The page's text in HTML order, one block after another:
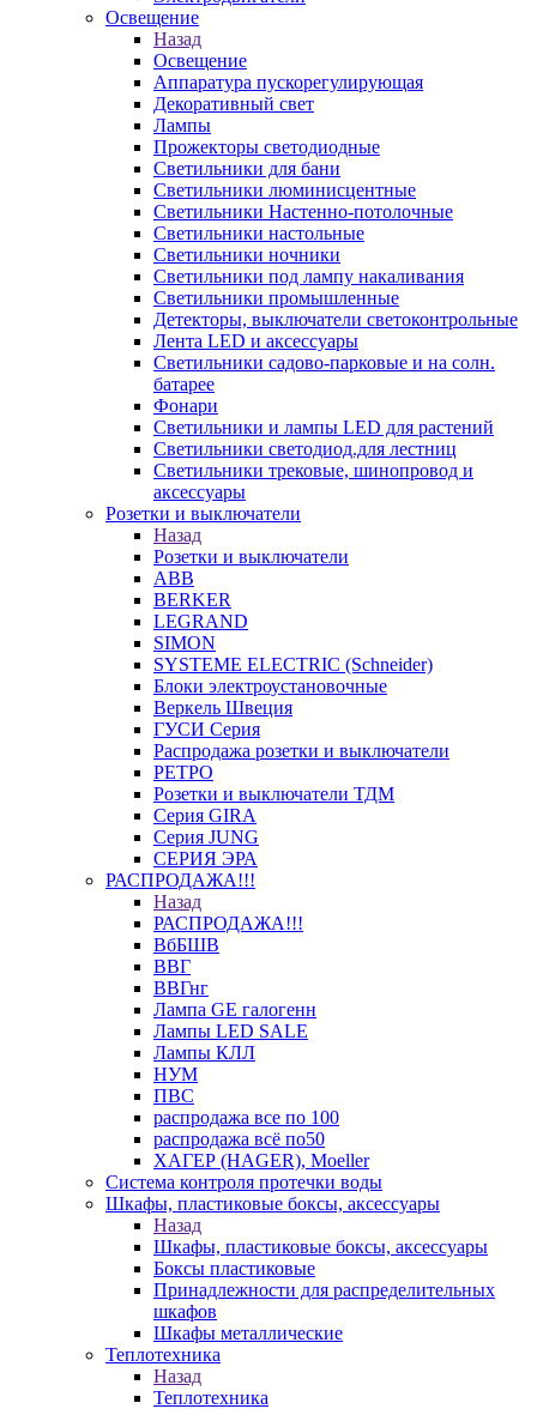
Освещение
Назад
Освещение
Аппаратура пускорегулирующая
Декоративный свет
Лампы
Прожекторы светодиодные
Светильники для бани
Светильники люминисцентные
Светильники Настенно-потолочные
Светильники настольные
Светильники ночники
Светильники под лампу накаливания
Светильники промышленные
Детекторы, выключатели светоконтрольные
Лента LED и аксессуары
Светильники садово-парковые и на солн.
батарее
Фонари
Светильники и лампы LED для растений
Светильники светодиод.для лестниц
Светильники трековые, шинопровод и
аксессуары
Розетки и выключатели
Назад
Розетки и выключатели
ABB
BERKER
LEGRAND
SIMON
SYSTEME ELECTRIC (Schneider)
Блоки электроустановочные
Веркель Швеция
ГУСИ Серия
Распродажа розетки и выключатели
РЕТРО
Розетки и выключатели ТДМ
Серия GIRA
Серия JUNG
СЕРИЯ ЭРА
РАСПРОДАЖА!!!
Назад
РАСПРОДАЖА!!!
ВбБШВ
ВВГ
ВВГнг
Лампа GE галогенн
Лампы LED SALE
Лампы КЛЛ
НУМ
ПВС
распродажа все по 100
распродажа всё по50
ХАГЕР (HAGER), Moeller
Система контроля протечки воды
Шкафы, пластиковые боксы, аксессуары
Назад
Шкафы, пластиковые боксы, аксессуары
Боксы пластиковые
Принадлежности для распределительных
шкафов
Шкафы металлические
Теплотехника
Назад
Теплотехника